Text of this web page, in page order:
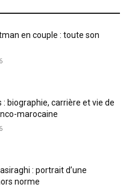
en couple : toute son
: biographie, carrière et vie de
marocaine
: portrait d’une
norme